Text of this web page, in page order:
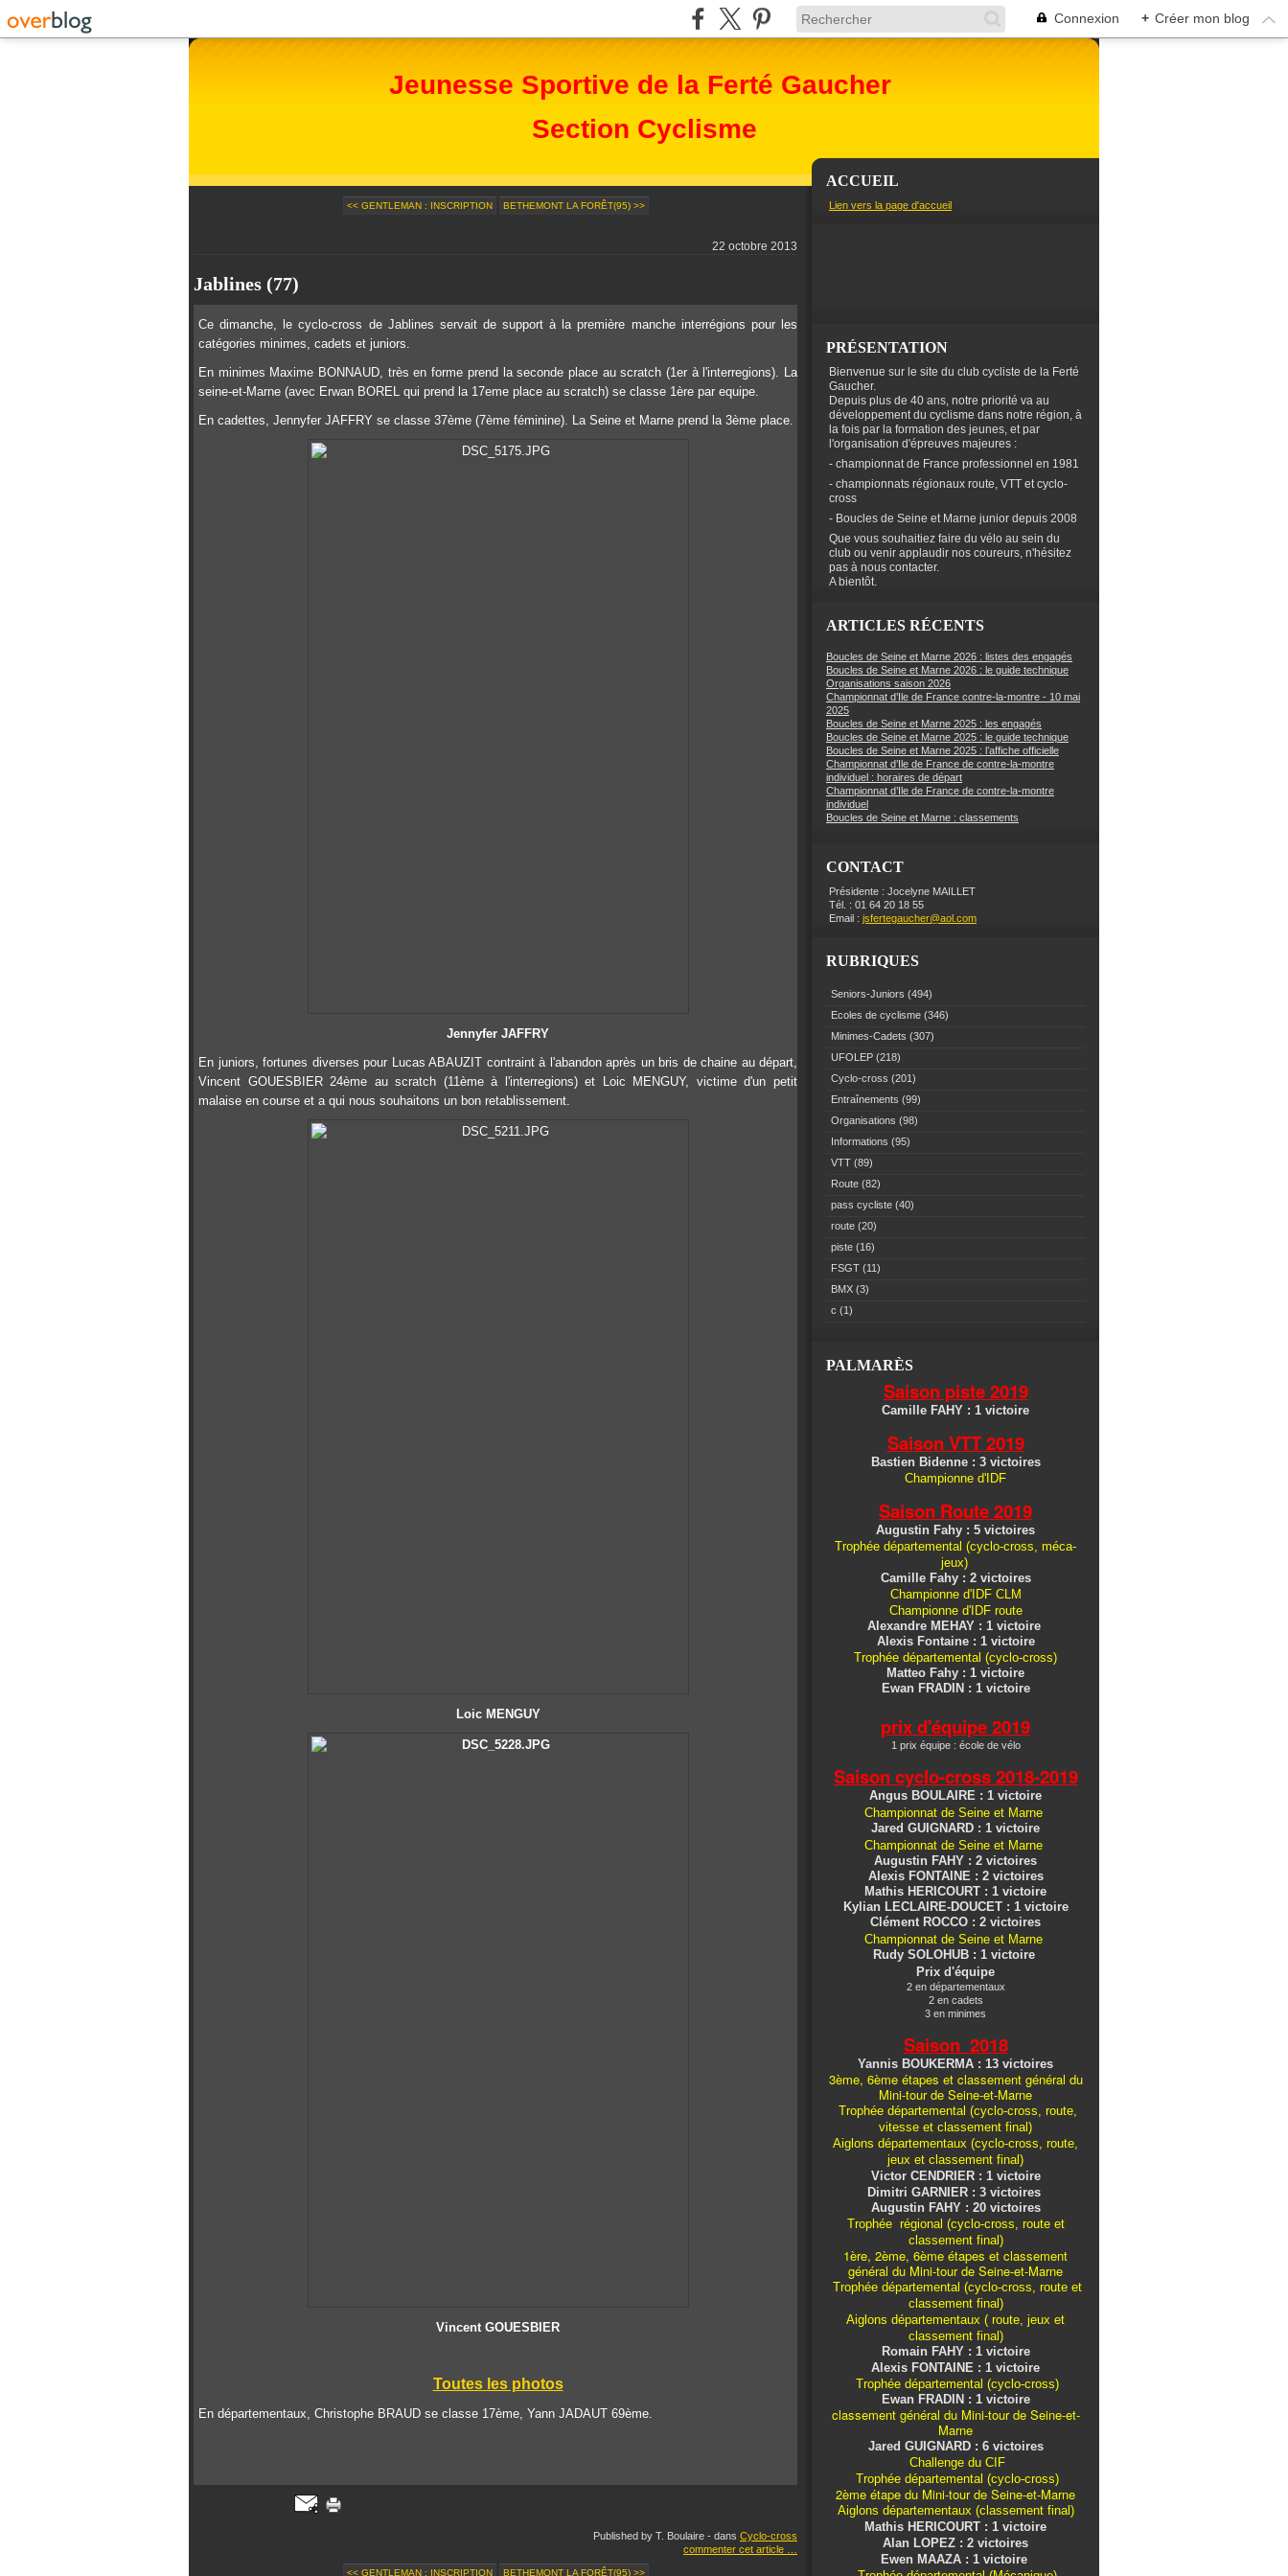
Connexion + Créer mon blog
Jeunesse Sportive de la Ferté Gaucher
Section Cyclisme
<< GENTLEMAN : INSCRIPTION BETHEMONT LA FORÊT(95) >>
22 octobre 2013
Jablines (77)
Ce dimanche, le cyclo-cross de Jablines servait de support à la première manche interrégions pour les
catégories minimes, cadets et juniors.
En minimes Maxime BONNAUD, très en forme prend la seconde place au scratch (1er à l'interregions). La
seine-et-Marne (avec Erwan BOREL qui prend la 17eme place au scratch) se classe 1ère par equipe.
En cadettes, Jennyfer JAFFRY se classe 37ème (7ème féminine). La Seine et Marne prend la 3ème place.
Jennyfer JAFFRY
En juniors, fortunes diverses pour Lucas ABAUZIT contraint à l'abandon après un bris de chaine au départ,
Vincent GOUESBIER 24ème au scratch (11ème à l'interregions) et Loic MENGUY, victime d'un petit
malaise en course et a qui nous souhaitons un bon retablissement.
Loic MENGUY
Vincent GOUESBIER
Toutes les photos
En départementaux, Christophe BRAUD se classe 17ème, Yann JADAUT 69ème.
Published by T. Boulaire - dans Cyclo-cross
commenter cet article
<< GENTLEMAN : INSCRIPTION BETHEMONT LA FORÊT(95) >>
ACCUEIL
Lien vers la page d'accueil
PRÉSENTATION
Bienvenue sur le site du club cycliste de la Ferté
Gaucher.
Depuis plus de 40 ans, notre priorité va au
développement du cyclisme dans notre région, à
la fois par la formation des jeunes, et par
l'organisation d'épreuves majeures :
- championnat de France professionnel en 1981
- championnats régionaux route, VTT et cyclo-
cross
- Boucles de Seine et Marne junior depuis 2008
Que vous souhaitiez faire du vélo au sein du
club ou venir applaudir nos coureurs, n'hésitez
pas à nous contacter.
A bientôt.
ARTICLES RÉCENTS
Boucles de Seine et Marne 2026 : listes des engagés
Boucles de Seine et Marne 2026 : le guide technique
Organisations saison 2026
Championnat d’Ile de France contre-la-montre - 10 mai
2025
Boucles de Seine et Marne 2025 : les engagés
Boucles de Seine et Marne 2025 : le guide technique
Boucles de Seine et Marne 2025 : l’affiche officielle
Championnat d’Ile de France de contre-la-montre
individuel : horaires de départ
Championnat d’Ile de France de contre-la-montre
individuel
Boucles de Seine et Marne : classements
CONTACT
Présidente : Jocelyne MAILLET
Tél. : 01 64 20 18 55
Email : jsfertegaucher@aol.com
RUBRIQUES
Seniors-Juniors (494)
Ecoles de cyclisme (346)
Minimes-Cadets (307)
UFOLEP (218)
Cyclo-cross (201)
Entraînements (99)
Organisations (98)
Informations (95)
VTT (89)
Route (82)
pass cycliste (40)
route (20)
piste (16)
FSGT (11)
BMX (3)
c (1)
PALMARÈS
Saison piste 2019
Camille FAHY : 1 victoire
Saison VTT 2019
Bastien Bidenne : 3 victoires
Championne d'IDF
Saison Route 2019
Augustin Fahy : 5 victoires
Trophée départemental (cyclo-cross, méca-
jeux)
Camille Fahy : 2 victoires
Championne d'IDF CLM
Championne d'IDF route
Alexandre MEHAY : 1 victoire
Alexis Fontaine : 1 victoire
Trophée départemental (cyclo-cross)
Matteo Fahy : 1 victoire
Ewan FRADIN : 1 victoire
prix d'équipe 2019
1 prix équipe : école de vélo
Saison cyclo-cross2018-2019
Angus BOULAIRE : 1 victoire
Championnat de Seine et Marne
Jared GUIGNARD : 1 victoire
Championnat de Seine et Marne
Augustin FAHY : 2 victoires
Alexis FONTAINE : 2 victoires
Mathis HERICOURT : 1 victoire
Kylian LECLAIRE-DOUCET : 1 victoire
Clément ROCCO : 2 victoires
Championnat de Seine et Marne
Rudy SOLOHUB : 1 victoire
Prix d'équipe
2 en départementaux
2 en cadets
3 en minimes
Saison 2018
Yannis BOUKERMA : 13 victoires
3ème, 6ème étapes et classement général du
Mini-tour de Seine-et-Marne
Trophée départemental (cyclo-cross, route,
vitesse et classement final)
Aiglons départementaux (cyclo-cross, route,
jeux et classement final)
Victor CENDRIER : 1 victoire
Dimitri GARNIER : 3 victoires
Augustin FAHY : 20 victoires
Trophée régional (cyclo-cross, route et
classement final)
1ère, 2ème, 6ème étapes et classement
général du Mini-tour de Seine-et-Marne
Trophée départemental (cyclo-cross, route et
classement final)
Aiglons départementaux ( route, jeux et
classement final)
Romain FAHY : 1 victoire
Alexis FONTAINE : 1 victoire
Trophée départemental (cyclo-cross)
Ewan FRADIN : 1 victoire
classement général du Mini-tour de Seine-et-
Marne
Jared GUIGNARD : 6 victoires
Challenge du CIF
Trophée départemental (cyclo-cross)
2ème étape du Mini-tour de Seine-et-Marne
Aiglons départementaux (classement final)
Mathis HERICOURT : 1 victoire
Alan LOPEZ : 2 victoires
Ewen MAAZA : 1 victoire